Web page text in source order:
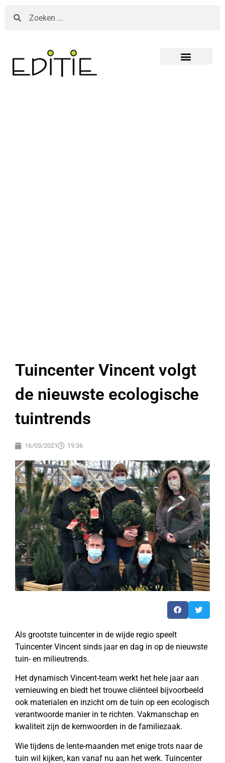
Tuincenter Vincent volgt
de nieuwste ecologische
tuintrends
16/03/2021 19:36
Als grootste tuincenter in de wijde regio speelt
Tuincenter Vincent sinds jaar en dag in op de nieuwste
tuin- en milieutrends.
Het dynamisch Vincent-team werkt het hele jaar aan
vernieuwing en biedt het trouwe cliënteel bijvoorbeeld
ook materialen en inzicht om de tuin op een ecologisch
verantwoorde manier in te richten. Vakmanschap en
kwaliteit zijn de kernwoorden in de familiezaak.
Wie tijdens de lente-maanden met enige trots naar de
tuin wil kijken, kan vanaf nu aan het werk. Tuincenter